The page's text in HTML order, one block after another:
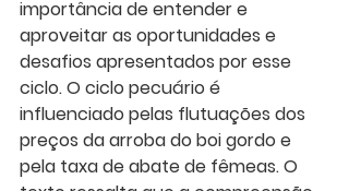
importância de entender e
aproveitar as oportunidades e
desafios apresentados por esse
ciclo. O ciclo pecuário é
influenciado pelas flutuações dos
preços da arroba do boi gordo e
pela taxa de abate de fêmeas. O